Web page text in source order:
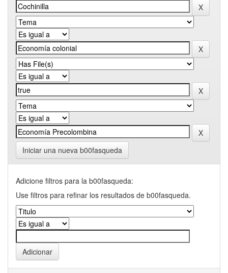
Iniciar una nueva b00fasqueda
Adicione filtros para la b00fasqueda:
Use filtros para refinar los resultados de b00fasqueda.